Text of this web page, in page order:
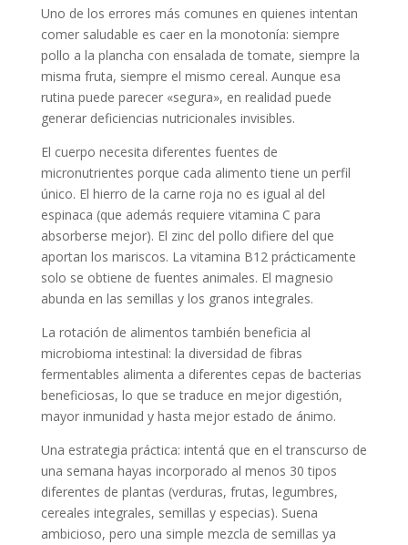
Uno de los errores más comunes en quienes intentan
comer saludable es caer en la monotonía: siempre
pollo a la plancha con ensalada de tomate, siempre la
misma fruta, siempre el mismo cereal. Aunque esa
rutina puede parecer «segura», en realidad puede
generar deficiencias nutricionales invisibles.
El cuerpo necesita diferentes fuentes de
micronutrientes porque cada alimento tiene un perfil
único. El hierro de la carne roja no es igual al del
espinaca (que además requiere vitamina C para
absorberse mejor). El zinc del pollo difiere del que
aportan los mariscos. La vitamina B12 prácticamente
solo se obtiene de fuentes animales. El magnesio
abunda en las semillas y los granos integrales.
La rotación de alimentos también beneficia al
microbioma intestinal: la diversidad de fibras
fermentables alimenta a diferentes cepas de bacterias
beneficiosas, lo que se traduce en mejor digestión,
mayor inmunidad y hasta mejor estado de ánimo.
Una estrategia práctica: intentá que en el transcurso de
una semana hayas incorporado al menos 30 tipos
diferentes de plantas (verduras, frutas, legumbres,
cereales integrales, semillas y especias). Suena
ambicioso, pero una simple mezcla de semillas ya